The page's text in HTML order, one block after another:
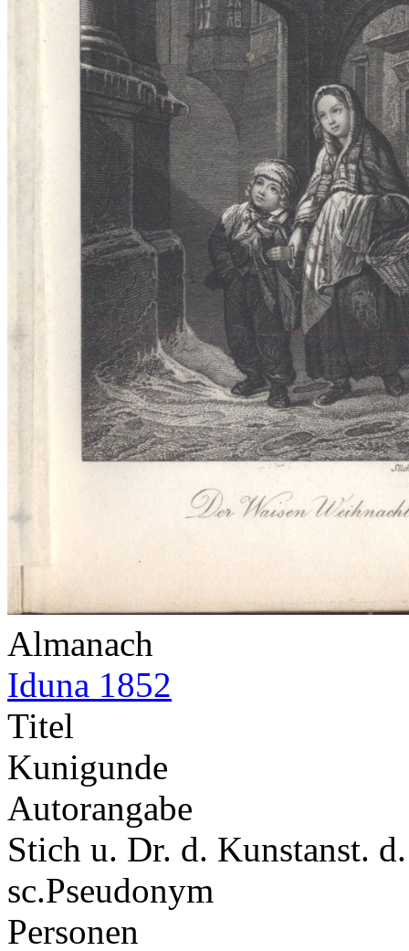
Almanach
Iduna 1852
Titel
Kunigunde
Autorangabe
Stich u. Dr. d. Kunstanst.
sc.Pseudonym
Personen